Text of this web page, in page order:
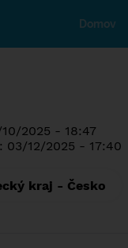
Domov
2025 - 18:47
03/12/2025 - 17:40
kraj - Česko